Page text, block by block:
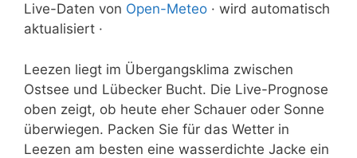
Live-Daten von Open-Meteo · wird automatisch
aktualisiert ·
Leezen liegt im Übergangsklima zwischen
Ostsee und Lübecker Bucht. Die Live-Prognose
oben zeigt, ob heute eher Schauer oder Sonne
überwiegen. Packen Sie für das Wetter in
Leezen am besten eine wasserdichte Jacke ein